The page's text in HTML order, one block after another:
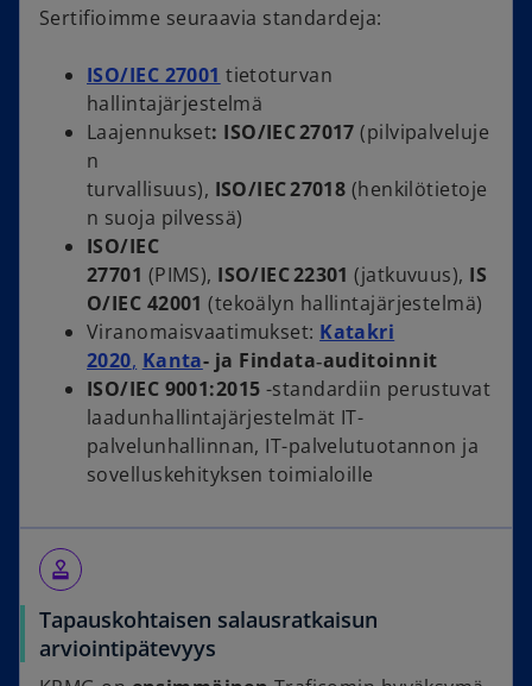
Sertifioimme seuraavia standardeja:
ISO/IEC 27001 tietoturvan
hallintajärjestelmä
Laajennukset: ISO/IEC 27017 (pilvipalveluje
n
turvallisuus), ISO/IEC 27018 (henkilötietoje
n suoja pilvessä)
ISO/IEC
27701 (PIMS), ISO/IEC 22301(jatkuvuus), IS
O/IEC 42001 (tekoälyn hallintajärjestelmä)
Viranomaisvaatimukset: Katakri
2020, Kanta- ja Findata‑auditoinnit
ISO/IEC 9001:2015 -standardiin perustuvat
laadunhallintajärjestelmät IT-
palvelunhallinnan, IT-palvelutuotannon ja
sovelluskehityksen toimialoille
approval
Tapauskohtaisen salausratkaisun
arviointipätevyys